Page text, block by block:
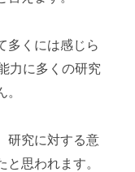
多くには感じら
力に多くの研究
研究に対する意
思われます。